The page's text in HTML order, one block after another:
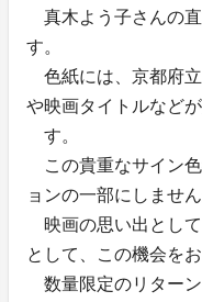
真木よう子さんの直
す。
色紙には、京都府
や映画タイトルなど
す。
この貴重なサイン
ョンの一部にしませ
映画の思い出とし
として、この機会を
数量限定のリター